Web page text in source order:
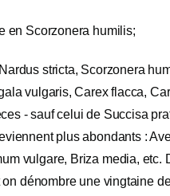
en Scorzonera humilis;
stricta, Scorzonera
vulgaris, Carex flacca,
- sauf celui de Succisa
plus abondants :
vulgare, Briza media,
dénombre une vingtaine